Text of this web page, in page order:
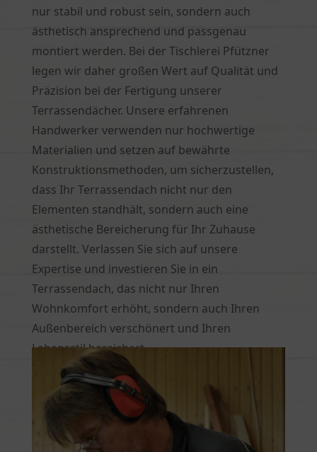
nur stabil und robust sein, sondern auch
ästhetisch ansprechend und passgenau
montiert werden. Bei der Tischlerei Pfützner
legen wir daher großen Wert auf Qualität und
Präzision bei der Fertigung unserer
Terrassendächer. Unsere erfahrenen
Handwerker verwenden nur hochwertige
Materialien und setzen auf bewährte
Konstruktionsmethoden, um sicherzustellen,
dass Ihr Terrassendach nicht nur den
Elementen standhält, sondern auch eine
ästhetische Bereicherung für Ihr Zuhause
darstellt. Verlassen Sie sich auf unsere
Expertise und investieren Sie in ein
Terrassendach, das nicht nur Ihren
Wohnkomfort erhöht, sondern auch Ihren
Außenbereich verschönert und Ihren
Lebensstil bereichert.